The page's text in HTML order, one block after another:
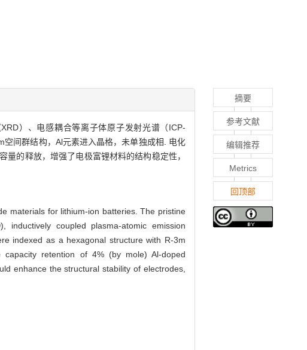
）、电感耦合等离子体原子发射光谱（ICP-
间群结构，Al元素进入晶格，未单独成相. 电化
的释放，增强了电极富锂材料的结构稳定性，
materials for lithium-ion batteries. The pristine
inductively coupled plasma-atomic emission
indexed as a hexagonal structure with R-3m
retention of 4% (by mole) Al-doped
enhance the structural stability of electrodes,
摘要
参考文献
编辑推荐
Metrics
回顶部